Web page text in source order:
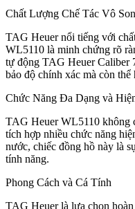
Chất Lượng Chế Tác Vô
TAG Heuer nổi tiếng với
WL5110 là minh chứng rõ
tự động TAG Heuer Caliber
bảo độ chính xác mà còn
Chức Năng Đa Dạng và
TAG Heuer WL5110 không
tích hợp nhiều chức năng
nước, chiếc đồng hồ này là
tính năng.
Phong Cách và Cá Tính
TAG Heuer là lựa chọn